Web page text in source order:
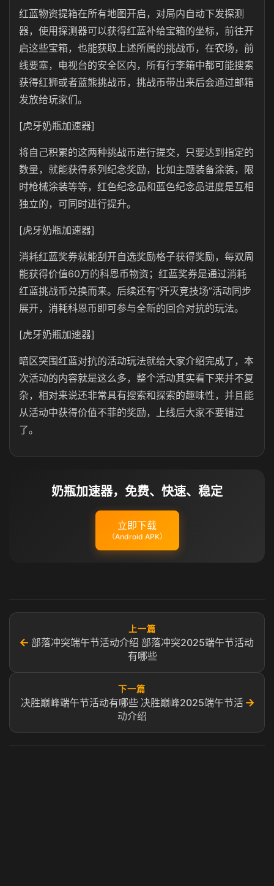
红蓝物资提箱在所有地图开启，对局内自动下发探测
器，使用探测器可以获得红蓝补给宝箱的坐标，前往开
启这些宝箱，也能获取上述所属的挑战币，在农场，前
线要塞，电视台的安全区内，所有行李箱中都可能搜索
获得红狮或者蓝熊挑战币，挑战币带出来后会通过邮箱
发放给玩家们。
[虎牙奶瓶加速器]
将自己积累的这两种挑战币进行提交，只要达到指定的
数量，就能获得系列纪念奖励，比如主题装备涂装，限
时枪械涂装等等，红色纪念品和蓝色纪念品进度是互相
独立的，可同时进行提升。
[虎牙奶瓶加速器]
消耗红蓝奖券就能刮开自选奖励格子获得奖励，每双周
能获得价值60万的科恩币物资；红蓝奖券是通过消耗
红蓝挑战币兑换而来。后续还有“歼灭竞技场”活动同步
展开，消耗科恩币即可参与全新的回合对抗的玩法。
[虎牙奶瓶加速器]
暗区突围红蓝对抗的活动玩法就给大家介绍完成了，本
次活动的内容就是这么多，整个活动其实看下来并不复
杂，相对来说还非常具有搜索和探索的趣味性，并且能
从活动中获得价值不菲的奖励，上线后大家不要错过
了。
奶瓶加速器，免费、快速、稳定
立即下载
（Android APK）
←
上一篇
部落冲突端午节活动介绍 部落冲突2025端午节活动
有哪些
下一篇
决胜巅峰端午节活动有哪些 决胜巅峰2025端午节活
动介绍
→